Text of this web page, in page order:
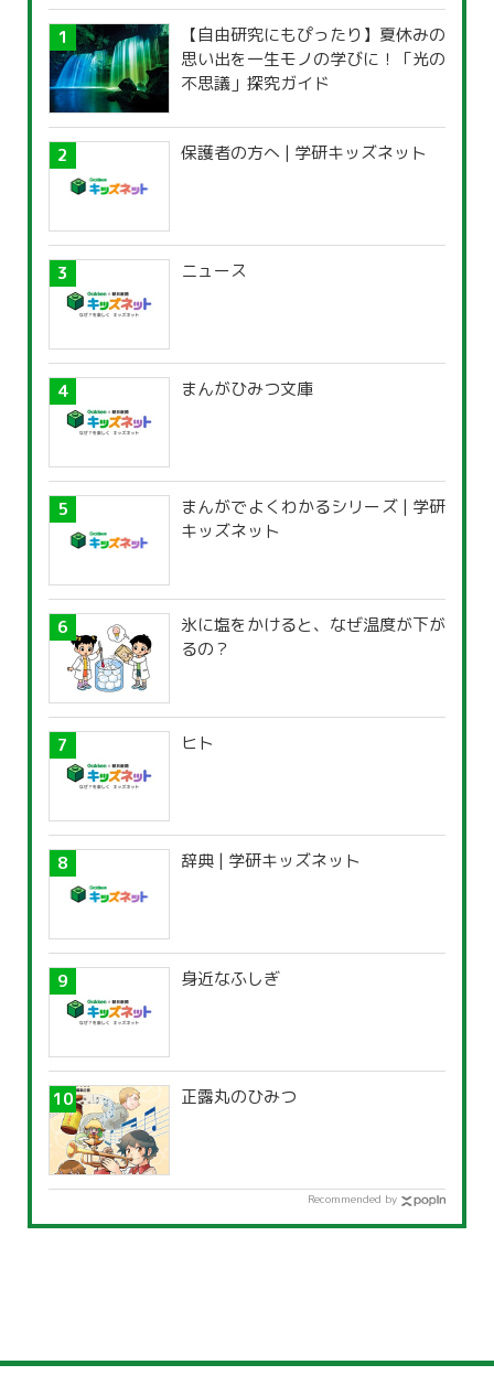
【自由研究にもぴったり】夏休みの
思い出を一生モノの学びに！「光の
不思議」探究ガイド
保護者の方へ | 学研キッズネット
ニュース
まんがひみつ文庫
まんがでよくわかるシリーズ | 学研
キッズネット
氷に塩をかけると、なぜ温度が下が
るの？
ヒト
辞典 | 学研キッズネット
身近なふしぎ
正露丸のひみつ
Recommended by